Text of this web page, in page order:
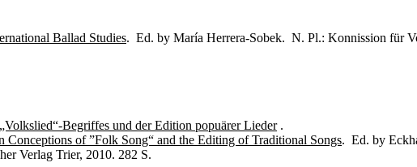
Ballad Studies. Ed. by María Herrera-Sobek. N. Pl.: Konnission für
Begriffes und der Edition popuärer Lieder.
Conceptions of ”Folk Song“ and the Editing of Traditional Songs. Ed. by
Verlag Trier, 2010. 282 S.